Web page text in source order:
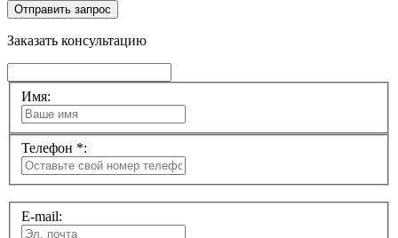
Отправить запрос
Заказать консультацию
Имя:
Телефон *:
E-mail: